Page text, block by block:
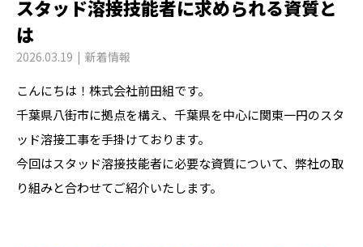
スタッド溶接技能者に求められる資質と
は
2026.03.19 新着情報
こんにちは！株式会社前田組です。
千葉県八街市に拠点を構え、千葉県を中心に関東一円のスタ
ッド溶接工事を手掛けております。
今回はスタッド溶接技能者に必要な資質について、弊社の取
り組みと合わせてご紹介いたします。